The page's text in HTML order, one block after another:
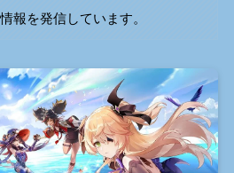
報を発信しています。